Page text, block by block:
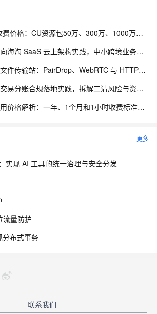
阿里云函数计算FC收费价格：CU资源包50万、300万、1000万、2亿、20亿及4000万CU费用清单
外贸稳增背景下，反向海淘 SaaS 云上架构实践，中小跨境业务如何低成本扛住流量脉冲
在局域网自建跨设备文件传输站：PairDrop、WebRTC 与 HTTPS 部署实践
赛事活动报名平台：交易分账合规落地实践，拆解二清风险与资金隔离要点
阿里云服务器租用费用价格解析：一年、1个月和1小时收费标准，轻量、ECS和GPU实例规格族费用清单
更多
实现 AI 工具的统一治理与安全分发
流量防护
布式事务
联系我们